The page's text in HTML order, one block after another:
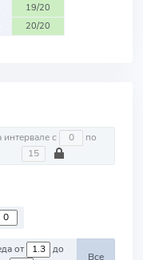
19/20
20/20
На интервале с по
Победа от до
Все